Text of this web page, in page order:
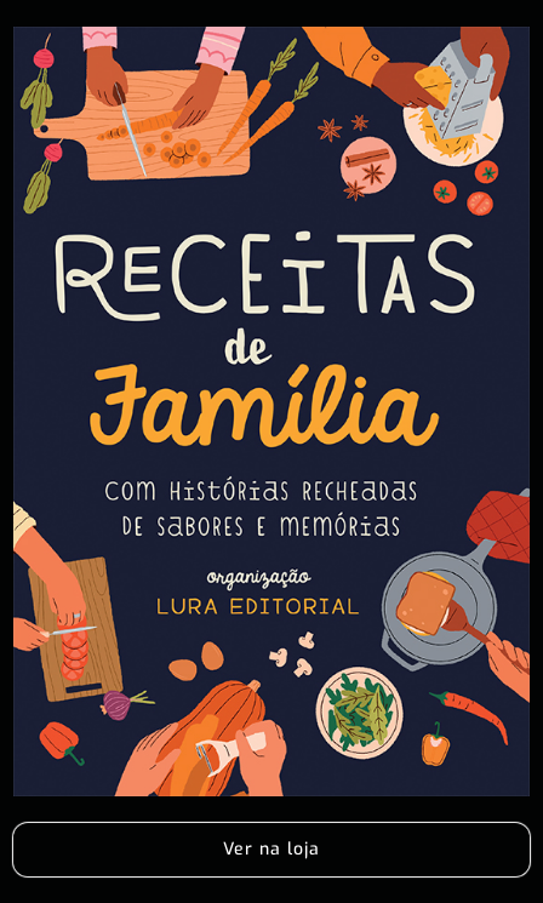
Ver na loja